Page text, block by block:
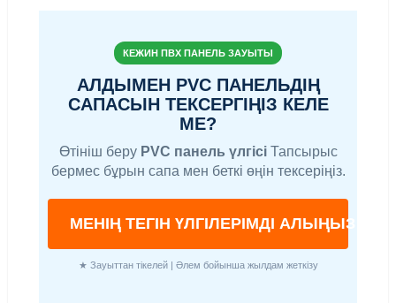
КЕЖИН ПВХ ПАНЕЛЬ ЗАУЫТЫ
АЛДЫМЕН PVC ПАНЕЛЬДІҢ
САПАСЫН ТЕКСЕРГІҢІЗ КЕЛЕ
МЕ?
Өтініш беру PVC панель үлгісіТапсырыс
бермес бұрын сапа мен беткі өңін тексеріңіз.
МЕНІҢ ТЕГІН ҮЛГІЛЕРІМДІ АЛЫҢЫЗ
★ Зауыттан тікелей | Әлем бойынша жылдам жеткізу